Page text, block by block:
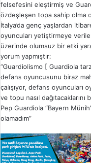
felsefesini eleştirmiş ve
özdeşleşen topa sahip olma
İtalya’da genç yaşlardan
oyuncuları yetiştirmeye
üzerinde olumsuz bir etki
yorum yapmıştır:
“Guardiolismo [ Guardiola
defans oyuncusunu biraz
çalışıyor, defans oyuncuları
ve topu nasıl dağıtacaklarını
Pep Guardiola “Bayern
olamadım”